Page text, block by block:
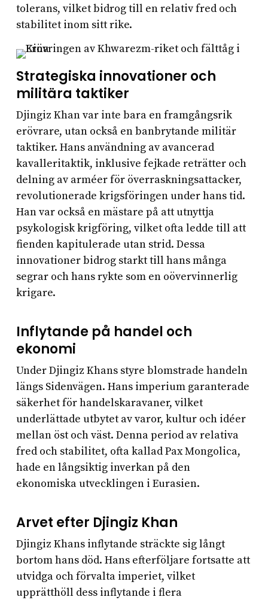
tolerans, vilket bidrog till en relativ fred och
stabilitet inom sitt rike.
Strategiska innovationer och
militära taktiker
Djingiz Khan var inte bara en framgångsrik
erövrare, utan också en banbrytande militär
taktiker. Hans användning av avancerad
kavalleritaktik, inklusive fejkade reträtter och
delning av arméer för överraskningsattacker,
revolutionerade krigsföringen under hans tid.
Han var också en mästare på att utnyttja
psykologisk krigföring, vilket ofta ledde till att
fienden kapitulerade utan strid. Dessa
innovationer bidrog starkt till hans många
segrar och hans rykte som en oövervinnerlig
krigare.
Inflytande på handel och
ekonomi
Under Djingiz Khans styre blomstrade handeln
längs Sidenvägen. Hans imperium garanterade
säkerhet för handelskaravaner, vilket
underlättade utbytet av varor, kultur och idéer
mellan öst och väst. Denna period av relativa
fred och stabilitet, ofta kallad Pax Mongolica,
hade en långsiktig inverkan på den
ekonomiska utvecklingen i Eurasien.
Arvet efter Djingiz Khan
Djingiz Khans inflytande sträckte sig långt
bortom hans död. Hans efterföljare fortsatte att
utvidga och förvalta imperiet, vilket
upprätthöll dess inflytande i flera